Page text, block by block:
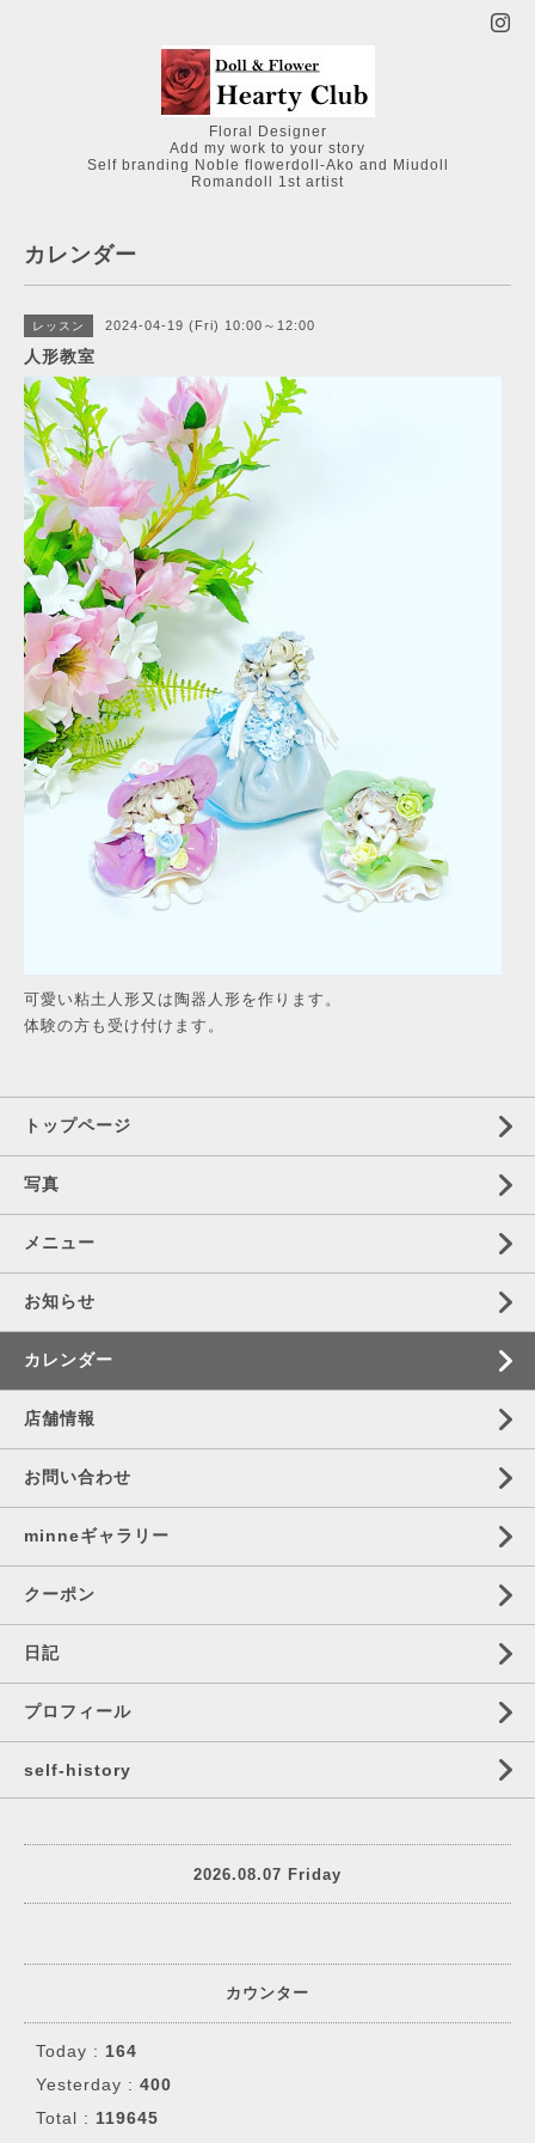
Floral Designer
Add my work to your story
Self branding Noble flowerdoll-Ako and Miudoll
Romandoll 1st artist
カレンダー
レッスン 2024-04-19 (Fri) 10:00～12:00
人形教室
可愛い粘土人形又は陶器人形を作ります。
体験の方も受け付けます。
トップページ
写真
メニュー
お知らせ
カレンダー
店舗情報
お問い合わせ
minneギャラリー
クーポン
日記
プロフィール
self‐history
2026.08.07 Friday
カウンター
Today : 164
Yesterday : 400
Total : 119645